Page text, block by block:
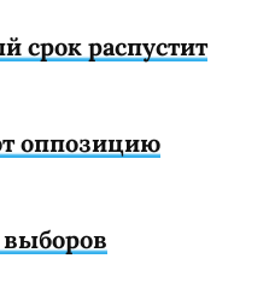
срок распустит
оппозицию